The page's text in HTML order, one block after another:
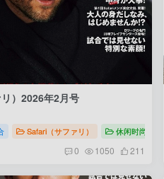
）2026年2月号
Safari（サファリ） 休闲时尚
0 1050 211